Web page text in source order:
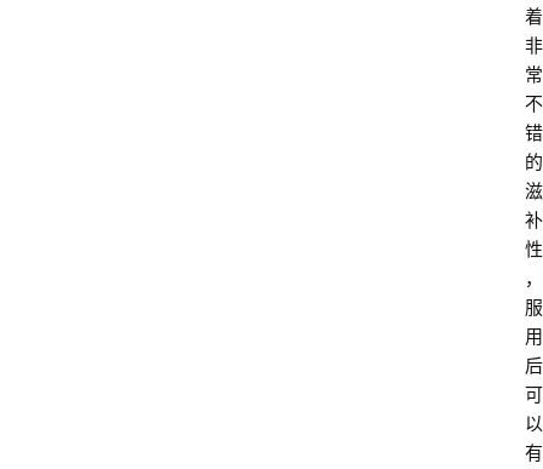
着
非
常
不
错
的
滋
补
性
，
服
用
后
可
以
有